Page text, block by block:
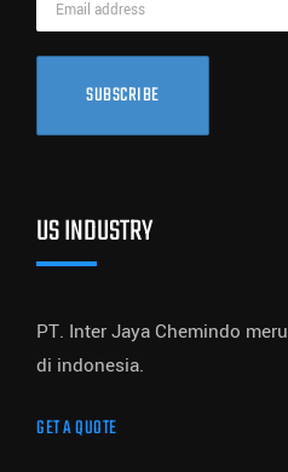
SUBSCRIBE
US INDUSTRY
PT. Inter Jaya Chemindo
di indonesia.
GET A QUOTE